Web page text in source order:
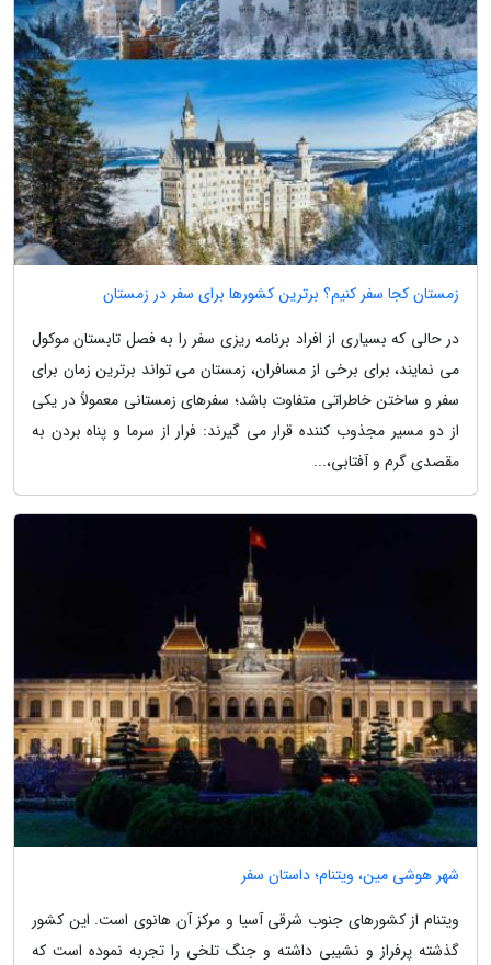
زمستان کجا سفر کنیم؟ برترین کشورها برای سفر در زمستان
در حالی که بسیاری از افراد برنامه ریزی سفر را به فصل تابستان موکول
می نمایند، برای برخی از مسافران، زمستان می تواند برترین زمان برای
سفر و ساختن خاطراتی متفاوت باشد؛ سفرهای زمستانی معمولاً در یکی
از دو مسیر مجذوب کننده قرار می گیرند: فرار از سرما و پناه بردن به
مقصدی گرم و آفتابی،...
شهر هوشی مین، ویتنام؛ داستان سفر
ویتنام از کشورهای جنوب شرقی آسیا و مرکز آن هانوی است. این کشور
گذشته پرفراز و نشیبی داشته و جنگ تلخی را تجربه نموده است که